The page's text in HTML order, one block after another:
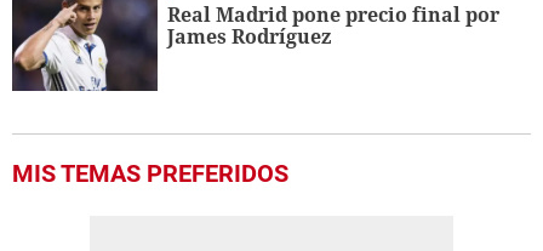
Real Madrid pone precio final por
James Rodríguez
MIS TEMAS PREFERIDOS